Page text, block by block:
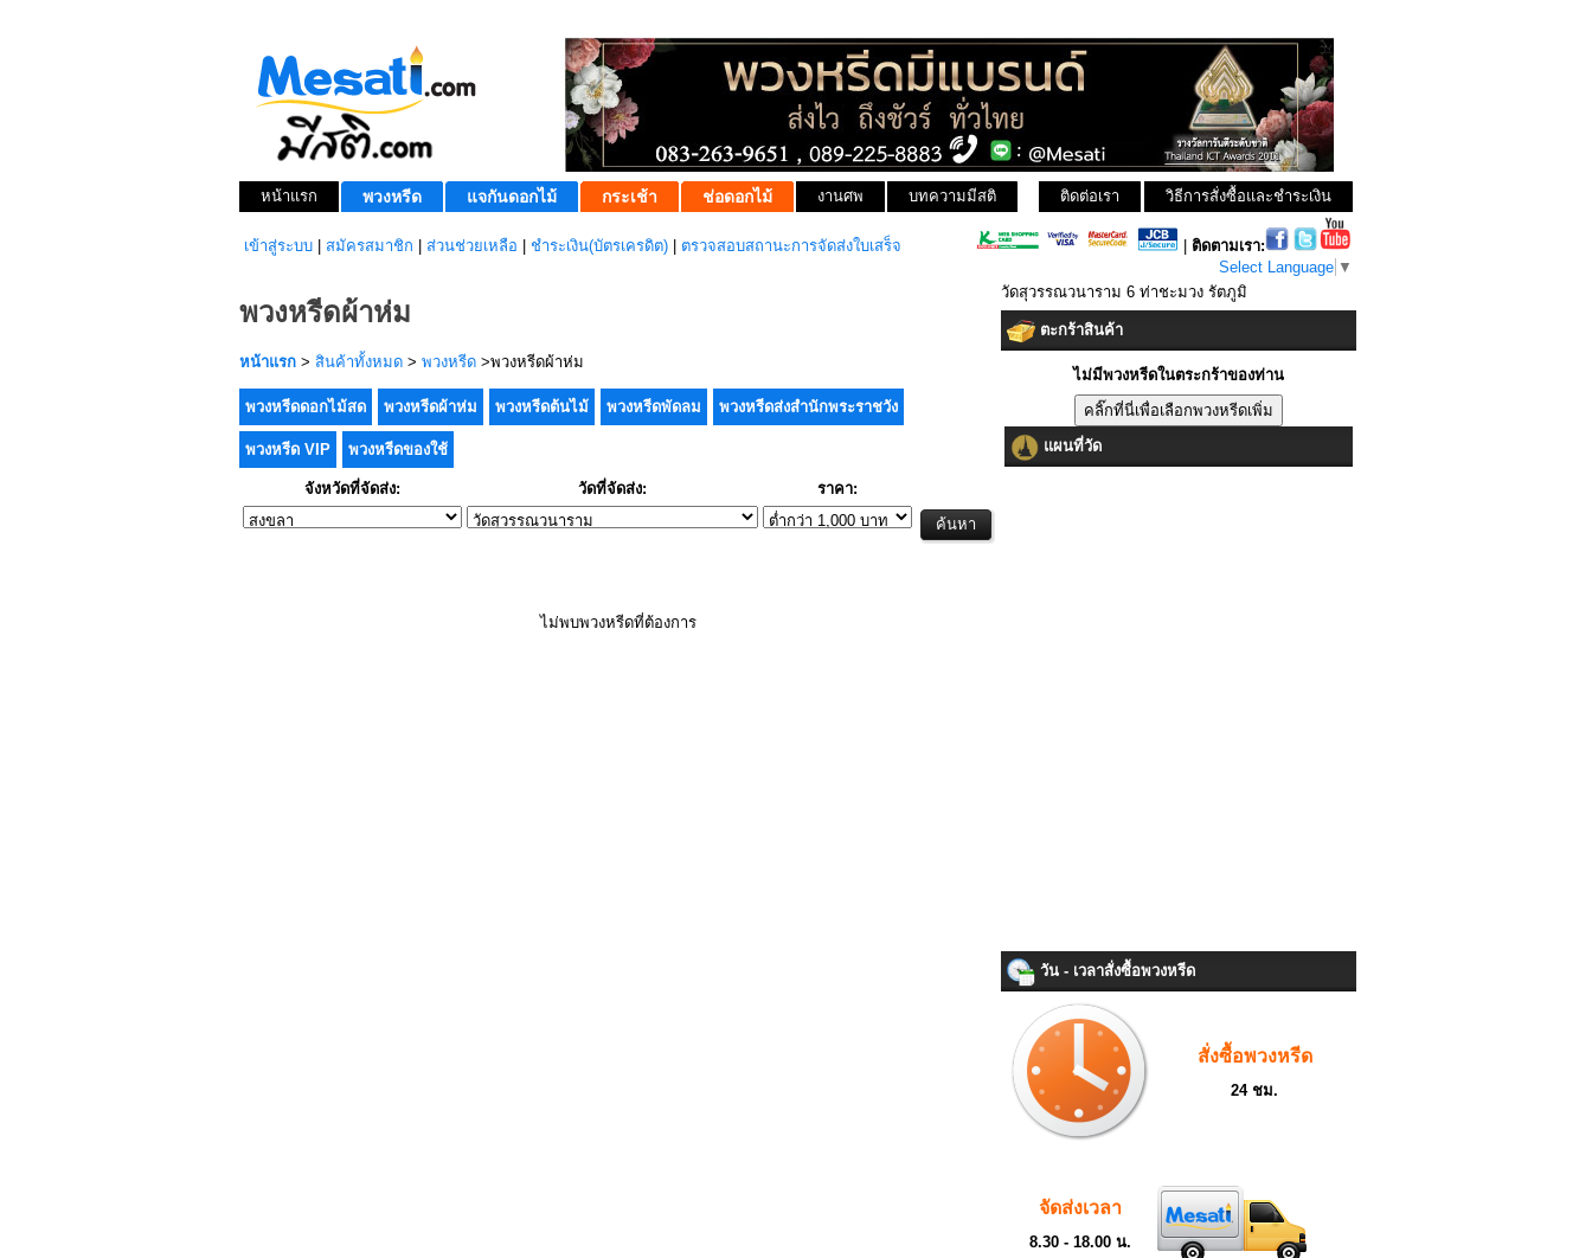
หน้าแรก พวงหรีด แจกันดอกไม้ กระเช้า ช่อดอกไม้ งานศพ บทความมีสติ วิธีการสั่งซื้อและชำระเงิน
ติดต่อเรา
เข้าสู่ระบบ สมัครสมาชิก ส่วนช่วยเหลือ ชำระเงิน(บัตรเครดิต) ตรวจสอบสถานะการจัดส่งใบเสร็จ
ติดตามเรา:
Select Language ▼
พวงหรีดผ้าห่ม
หน้าแรก > สินค้าทั้งหมด > พวงหรีด >พวงหรีดผ้าห่ม
พวงหรีดดอกไม้สด พวงหรีดผ้าห่ม พวงหรีดต้นไม้ พวงหรีดพัดลม พวงหรีดส่งสำนักพระราชวัง
พวงหรีด VIP พวงหรีดของใช้
จังหวัดที่จัดส่ง: วัดที่จัดส่ง: ราคา:
ไม่พบพวงหรีดที่ต้องการ
วัดสุวรรณวนาราม 6 ท่าชะมวง รัตภูมิ
ตะกร้าสินค้า
ไม่มีพวงหรีดในตระกร้าของท่าน
แผนที่วัด
วัน - เวลาสั่งซื้อพวงหรีด
สั่งซื้อพวงหรีด
24 ชม.
จัดส่งเวลา
8.30 - 18.00 น.